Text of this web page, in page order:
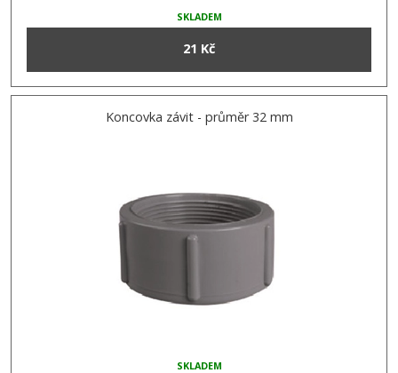
SKLADEM
21 Kč
Koncovka závit - průměr 32 mm
SKLADEM